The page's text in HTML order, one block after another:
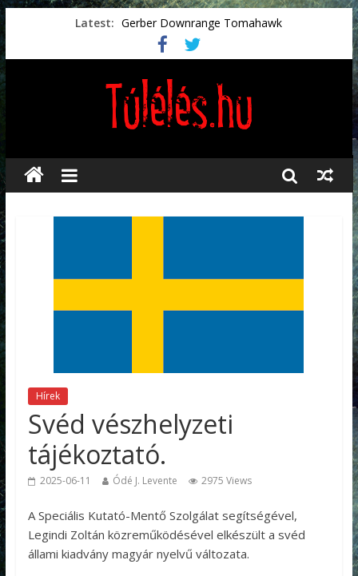
Latest: Gerber Downrange Tomahawk
Vészhelyzeti élelmiszerek
Svéd vészhelyzeti tájékoztató.
Vészhelyzetkezelés
Préselt törlőkendők
Hírek
Svéd vészhelyzeti
tájékoztató.
2025-06-11 Ódé J. Levente 2975 Views
A Speciális Kutató-Mentő Szolgálat segítségével,
Legindi Zoltán közreműködésével elkészült a svéd
állami kiadvány magyár nyelvű változata.